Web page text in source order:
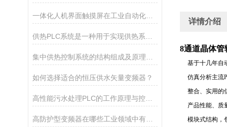
一体化人机界面触摸屏在工业自动化中的应用
如何选择适合的恒压供水矢量变频器？
高性能污水处理PLC的工作原理与控制策略
详情介绍
8通道晶体管
基于十几年自
仿真分析主流
整合、实用的
产品性能、质
模块式结构，